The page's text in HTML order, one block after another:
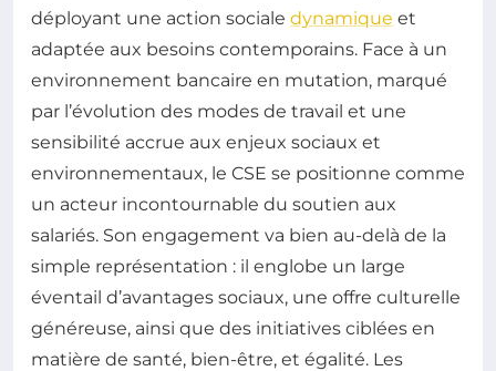
déployant une action sociale dynamique et
adaptée aux besoins contemporains. Face à un
environnement bancaire en mutation, marqué
par l’évolution des modes de travail et une
sensibilité accrue aux enjeux sociaux et
environnementaux, le CSE se positionne comme
un acteur incontournable du soutien aux
salariés. Son engagement va bien au-delà de la
simple représentation : il englobe un large
éventail d’avantages sociaux, une offre culturelle
généreuse, ainsi que des initiatives ciblées en
matière de santé, bien-être, et égalité. Les